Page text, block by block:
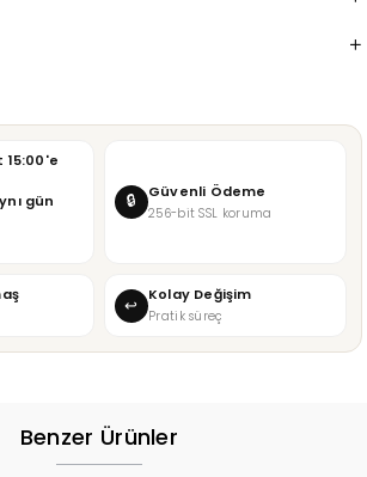
gün
🔒 Güvenli Ödeme
256-bit SSL koruma
↩ Kolay Değişim
Pratik süreç
Benzer Ürünler